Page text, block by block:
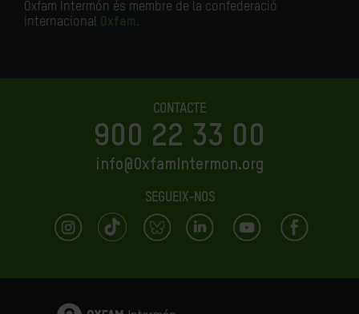
Oxfam Intermón és membre de la confederació
internacional Oxfam.
CONTACTE
900 22 33 00
info@OxfamIntermon.org
SEGUEIX-NOS